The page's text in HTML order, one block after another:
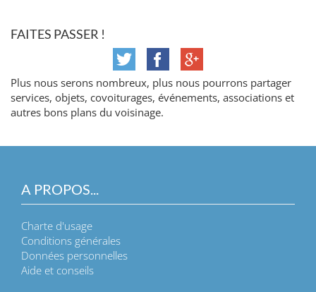
FAITES PASSER !
Plus nous serons nombreux, plus nous pourrons partager
services, objets, covoiturages, événements, associations et
autres bons plans du voisinage.
A PROPOS...
Charte d'usage
Conditions générales
Données personnelles
Aide et conseils